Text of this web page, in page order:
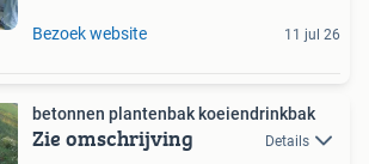
Bezoek website 11 jul 26
betonnen plantenbak koeiendrinkbak
Zie omschrijving Details